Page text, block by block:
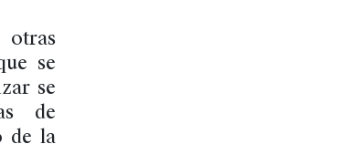
otras
se
se
de
de la